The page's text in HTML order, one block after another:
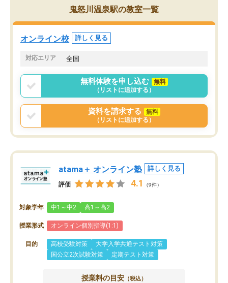
鬼怒川温泉駅の教室一覧
オンライン校 詳しく見る
対応エリア 全国
無料体験を申し込む
無料
（リストに追加する）
資料を請求する
無料
（リストに追加する）
atama＋ オンライン塾 詳しく見る
評価 4.1 （9件）
対象学年 中1～中2 高1～高2
授業形式 オンライン個別指導(1:1)
目的 高校受験対策
大学入学共通テスト対策
国公立2次試験対策
定期テスト対策
授業料の目安 （税込）